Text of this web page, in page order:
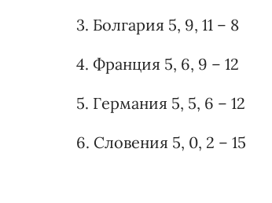
3. Болгария 5, 9, 11 – 8
4. Франция 5, 6, 9 – 12
5. Германия 5, 5, 6 – 12
6. Словения 5, 0, 2 – 15